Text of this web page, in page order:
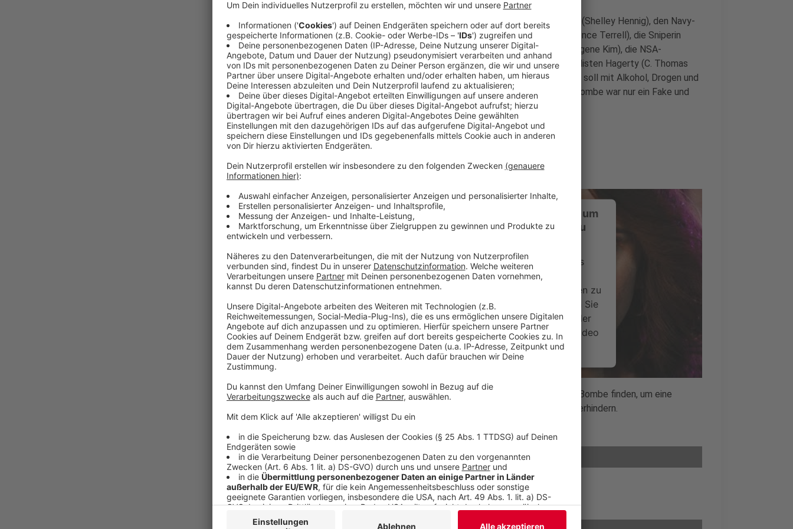
Die Elite-Einheit der US-Streitkräfte um CIA-Agentin Ava Winters (Shelley Hennig), den Navy-
Seal Chad McKnight (Nick Zanoo) und seinen Kumpel Trunk (Terrence Terrell), die Sniperin
Angela Gomez (Paola Lázaro), den Helikopter-Pilot Paul Yung (Eugene Kim), die NSA-
Technikerin Maya Lerner (Kimi Rutledge) und den Bomben-Spezialisten Hagerty (C. Thomas
Howell) haben soeben einen Bombenanschlag verhindert. Und das soll mit Alkohol, Drogen und
Sex ordentlich gefeiert werden. Doch dann stellen sie fest. Die Bombe war nur ein Fake und
die echte Bedrohung steht noch aus.
Streaming-Dienst: Netflix
Wir benötigen Ihre Zustimmung, um
den YouTube Video-Service zu
Wir verwenden einen Service eines
Drittanbieters, um Videoinhalte
einzubetten. Dieser Service kann Daten zu
Ihren Aktivitäten sammeln. Bitte lesen Sie
die Details durch und stimmen Sie der
Nutzung des Service zu, um dieses Video
anzusehen.
powered by
Platform
Unter Alkohol- und Drogeneinfluss muss das Team nun die echte Bombe finden, um eine
nukleare Explosion und damit die Vernichtung von Las Vegas zu verhindern.
Anzeige
©Copyright: Netflix
Die Party zur Feier ihres Coups artet etwas aus.
Anzeige